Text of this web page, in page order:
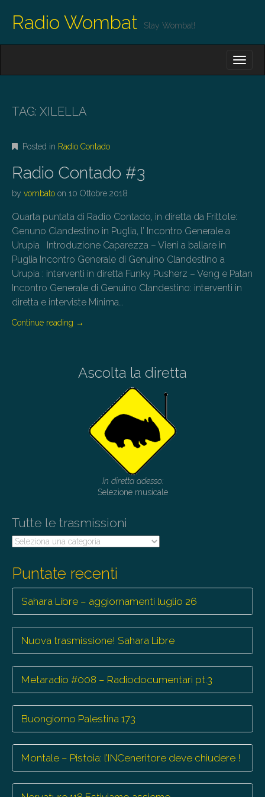
Radio Wombat Stay Wombat!
N
M
N
U
O
C
T
N
TAG: XILELLA
Posted in Radio Contado
Radio Contado #3
by vombato on 10 Ottobre 2018
Quarta puntata di Radio Contado, in diretta da Frittole:
Genuno Clandestino in Puglia, l’ Incontro Generale a
Urupia Introduzione Caparezza – Vieni a ballare in
Puglia Incontro Generale di Genuino Clandestino a
Urupia : interventi in diretta Funky Pusherz – Veng e Patan
Incontro Generale di Genuino Clandestino: interventi in
diretta e interviste Minima…
Continue reading →
Ascolta la diretta
In diretta adesso:
Selezione musicale
Tutte le trasmissioni
Tutte
Puntate recenti
Sahara Libre – aggiornamenti luglio 26
Nuova trasmissione! Sahara Libre
Metaradio #008 – Radiodocumentari pt.3
Buongiorno Palestina 173
Montale – Pistoia: l’INCeneritore deve chiudere !